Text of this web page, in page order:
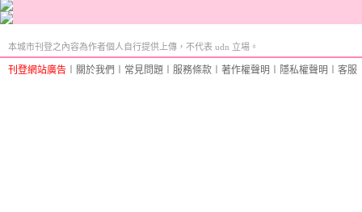
本城市刊登之內容為作者個人自行提供上傳，不代表 udn 立場。
刊登網站廣告 關於我們 常見問題 服務條款 著作權聲明 隱私權聲明 客服